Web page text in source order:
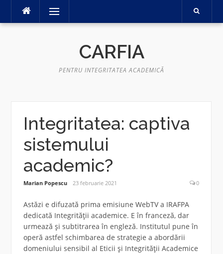
conținut
Meniu
CARFIA
PENTRU INTEGRITATEA ACADEMICĂ
Integritatea: captiva
sistemului
academic?
Marian Popescu 23 februarie 2021 0
Astăzi e difuzată prima emisiune WebTV a IRAFPA
dedicată Integrității academice. E în franceză, dar
urmează și subtitrarea în engleză. Institutul pune în
operă astfel schimbarea de strategie a abordării
domeniului sensibil al Eticii și Integrității Academice